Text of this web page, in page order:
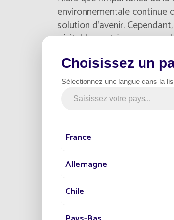
environnementale continue
solution d’avenir.
véritablement éco-
Dans cet article, nous
mieux comprendre son
des solutions durables.
les pratiques que nous
En complément, nous vous
grâce au lampadaire
Choisissez un
Sélectionnez une langue dans la
France
Allemagne
Chile